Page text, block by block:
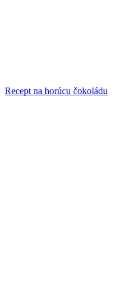
Recept na horúcu čokoládu